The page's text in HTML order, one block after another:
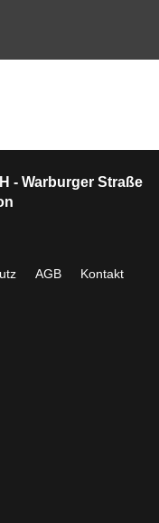
- Warburger Straße
AGB Kontakt